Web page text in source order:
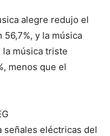
alegre redujo el
56,7%, y la música
la música triste
menos que el
señales eléctricas del